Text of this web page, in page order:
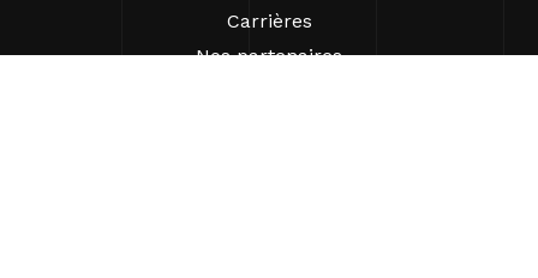
Carrières
Nos partenaires